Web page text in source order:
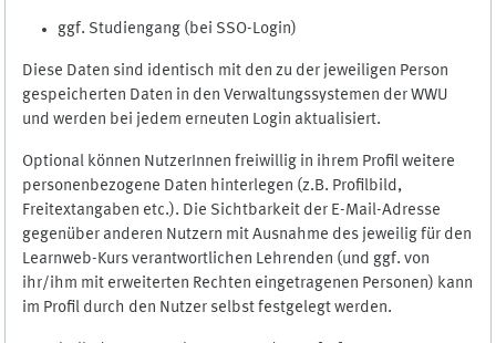
ggf. Studiengang (bei SSO-Login)
Diese Daten sind identisch mit den zu der jeweiligen Person
gespeicherten Daten in den Verwaltungssystemen der WWU
und werden bei jedem erneuten Login aktualisiert.
Optional können NutzerInnen freiwillig in ihrem Profil weitere
personenbezogene Daten hinterlegen (z.B. Profilbild,
Freitextangaben etc.). Die Sichtbarkeit der E-Mail-Adresse
gegenüber anderen Nutzern mit Ausnahme des jeweilig für den
Learnweb-Kurs verantwortlichen Lehrenden (und ggf. von
ihr/ihm mit erweiterten Rechten eingetragenen Personen) kann
im Profil durch den Nutzer selbst festgelegt werden.